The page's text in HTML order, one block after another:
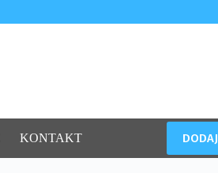
KONTAKT